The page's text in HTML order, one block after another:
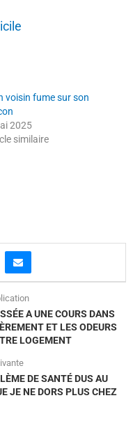
voisin fume sur son
2025
similaire
A UNE COURS DANS
ET LES ODEURS
LOGEMENT
DE SANTÉ DUS AU
JE NE DORS PLUS CHEZ